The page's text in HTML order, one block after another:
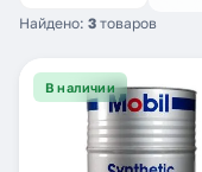
Найдено: 3 товаров
В наличии